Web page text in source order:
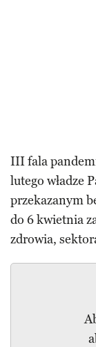
III fala
lutego władze
przekazanym
do 6 kwietnia
zdrowia,